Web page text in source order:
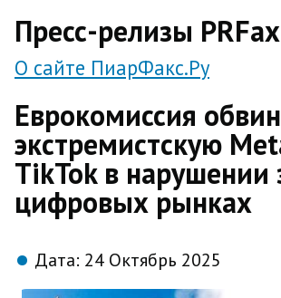
Пресс-релизы PRFax
О сайте ПиарФакс.Ру
Еврокомиссия
экстремистскую
TikTok в нарушении
цифровых рынках
Дата: 24 Октябрь 2025